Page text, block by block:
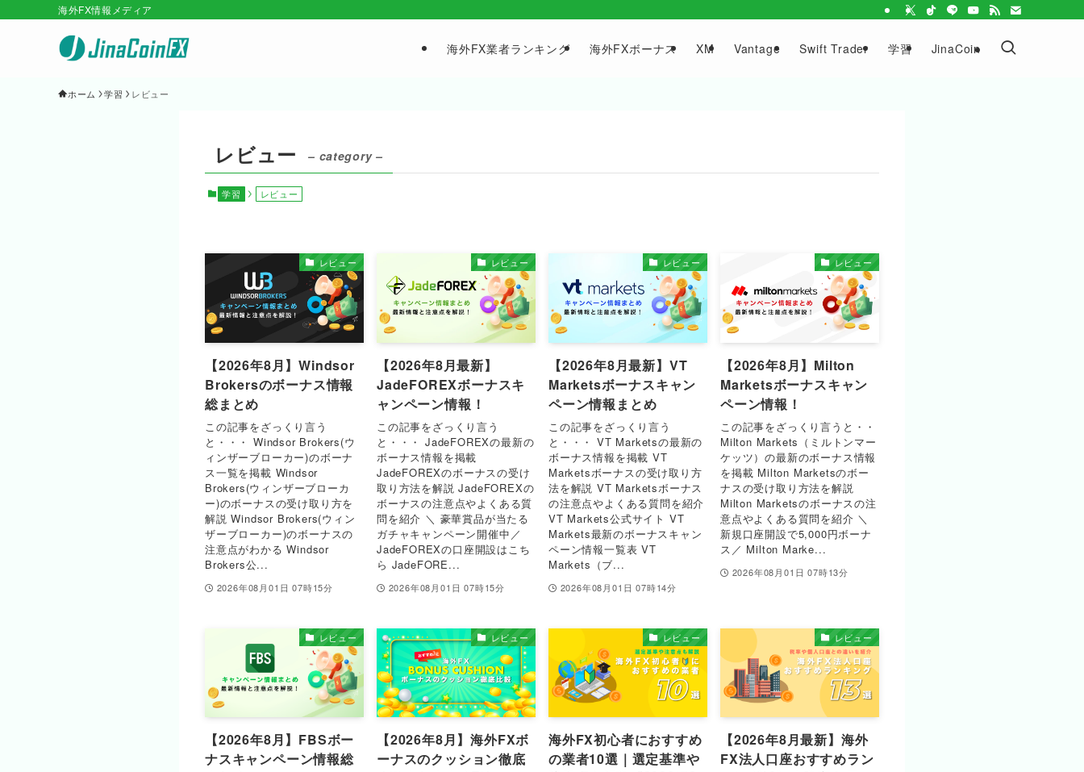
海外FX情報メディア
海外FX業者ランキング 海外FXボーナス XM Vantage Swift Trader 学習 JinaCoin
ホーム 学習 レビュー
レビュー – category –
学習 レビュー
レビュー
【2026年8月】Windsor
Brokersのボーナス情報
総まとめ
この記事をざっくり言う
と・・・ Windsor Brokers(ウ
ィンザーブローカー)のボーナ
ス一覧を掲載 Windsor
Brokers(ウィンザーブローカ
ー)のボーナスの受け取り方を
解説 Windsor Brokers(ウィン
ザーブローカー)のボーナスの
注意点がわかる Windsor
Brokers公...
2026年08月01日 07時15分
レビュー
【2026年8月最新】
JadeFOREXボーナスキ
ャンペーン情報！
この記事をざっくり言う
と・・・ JadeFOREXの最新の
ボーナス情報を掲載
JadeFOREXのボーナスの受け
取り方法を解説 JadeFOREXの
ボーナスの注意点やよくある質
問を紹介 ＼ 豪華賞品が当たる
ガチャキャンペーン開催中／
JadeFOREXの口座開設はこち
ら JadeFORE...
2026年08月01日 07時15分
レビュー
【2026年8月最新】VT
Marketsボーナスキャン
ペーン情報まとめ
この記事をざっくり言う
と・・・ VT Marketsの最新の
ボーナス情報を掲載 VT
Marketsボーナスの受け取り方
法を解説 VT Marketsボーナス
の注意点やよくある質問を紹介
VT Markets公式サイト VT
Markets最新のボーナスキャン
ペーン情報一覧表 VT
Markets（ブ...
2026年08月01日 07時14分
レビュー
【2026年8月】Milton
Marketsボーナスキャン
ペーン情報！
この記事をざっくり言うと・・
Milton Markets（ミルトンマー
ケッツ）の最新のボーナス情報
を掲載 Milton Marketsのボー
ナスの受け取り方法を解説
Milton Marketsのボーナスの注
意点やよくある質問を紹介 ＼
新規口座開設で5,000円ボーナ
ス／ Milton Marke...
2026年08月01日 07時13分
レビュー
【2026年8月】FBSボー
ナスキャンペーン情報総
レビュー
【2026年8月】海外FXボ
ーナスのクッション徹底
レビュー
海外FX初心者におすすめ
の業者10選｜選定基準や
レビュー
【2026年8月最新】海外
FX法人口座おすすめラン